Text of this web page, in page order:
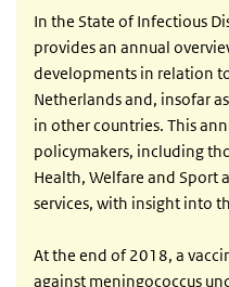
In the State of Infectious
provides an annual
developments in relation
Netherlands and, insofar
in other countries. This
policymakers, including
Health, Welfare and Sport
services, with insight into
At the end of 2018, a
against meningococcus